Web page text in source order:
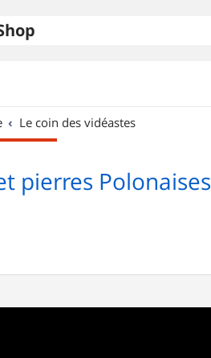
Le coin des vidéastes
pierres Polonaises